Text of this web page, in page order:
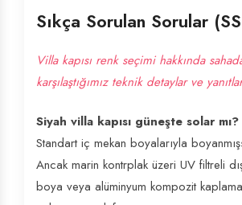
Sıkça Sorulan Sorular
Villa kapısı renk seçimi hakkında
karşılaştığımız teknik detaylar ve
Siyah villa kapısı güneşte solar mı?
Standart iç mekan boyalarıyla
Ancak marin kontrplak üzeri UV filtreli
boya veya alüminyum kompozit kaplama